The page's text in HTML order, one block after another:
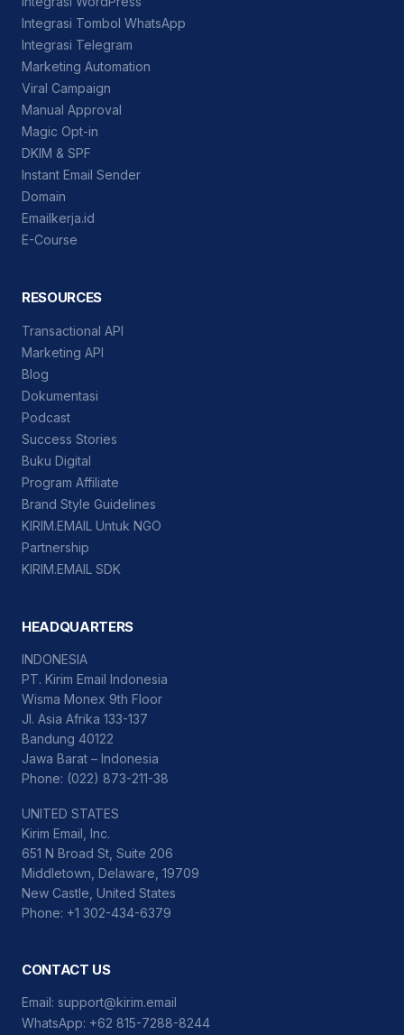
Integrasi Tombol WhatsApp
Integrasi Telegram
Marketing Automation
Viral Campaign
Manual Approval
Magic Opt-in
DKIM & SPF
Instant Email Sender
Domain
Emailkerja.id
E-Course
RESOURCES
Transactional API
Marketing API
Blog
Dokumentasi
Podcast
Success Stories
Buku Digital
Program Affiliate
Brand Style Guidelines
KIRIM.EMAIL Untuk NGO
Partnership
KIRIM.EMAIL SDK
HEADQUARTERS
INDONESIA
PT. Kirim Email Indonesia
Wisma Monex 9th Floor
Jl. Asia Afrika 133-137
Bandung 40122
Jawa Barat – Indonesia
Phone: (022) 873-211-38
UNITED STATES
Kirim Email, Inc.
651 N Broad St, Suite 206
Middletown, Delaware, 19709
New Castle, United States
Phone: +1 302-434-6379
CONTACT US
Email: support@kirim.email
WhatsApp: +62 815-7288-8244